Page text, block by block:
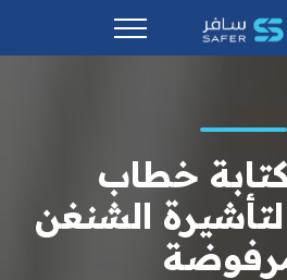
خطاب
الشنغن